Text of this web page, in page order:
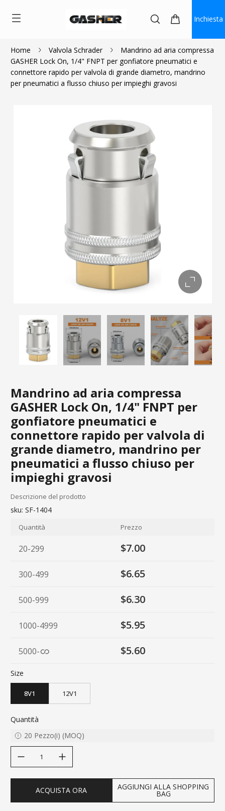
Inchiesta
Home Valvola Schrader
Mandrino ad aria compressa
GASHER Lock On, 1/4" FNPT per gonfiatore pneumatici e
connettore rapido per valvola di grande diametro, mandrino
per pneumatici a flusso chiuso per impieghi gravosi
Mandrino ad aria compressa
GASHER Lock On, 1/4" FNPT per
gonfiatore pneumatici e
connettore rapido per valvola di
grande diametro, mandrino per
pneumatici a flusso chiuso per
impieghi gravosi
$7.00
Descrizione del prodotto
sku: SF-1404
Quantità Prezzo
20-299 $7.00
300-499 $6.65
500-999 $6.30
1000-4999 $5.95
5000- $5.60
Size
8V1 12V1
Quantità
20 Pezzo(i) (MOQ)
ACQUISTA ORA AGGIUNGI ALLA SHOPPING
BAG